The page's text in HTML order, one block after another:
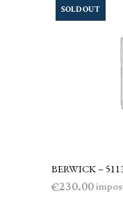
SOLD OUT
BERWICK –
€230.00